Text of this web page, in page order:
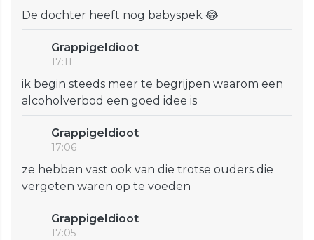
De dochter heeft nog babyspek 😂
GrappigeIdioot
17:11
ik begin steeds meer te begrijpen waarom een
alcoholverbod een goed idee is
GrappigeIdioot
17:06
ze hebben vast ook van die trotse ouders die
vergeten waren op te voeden
GrappigeIdioot
17:05